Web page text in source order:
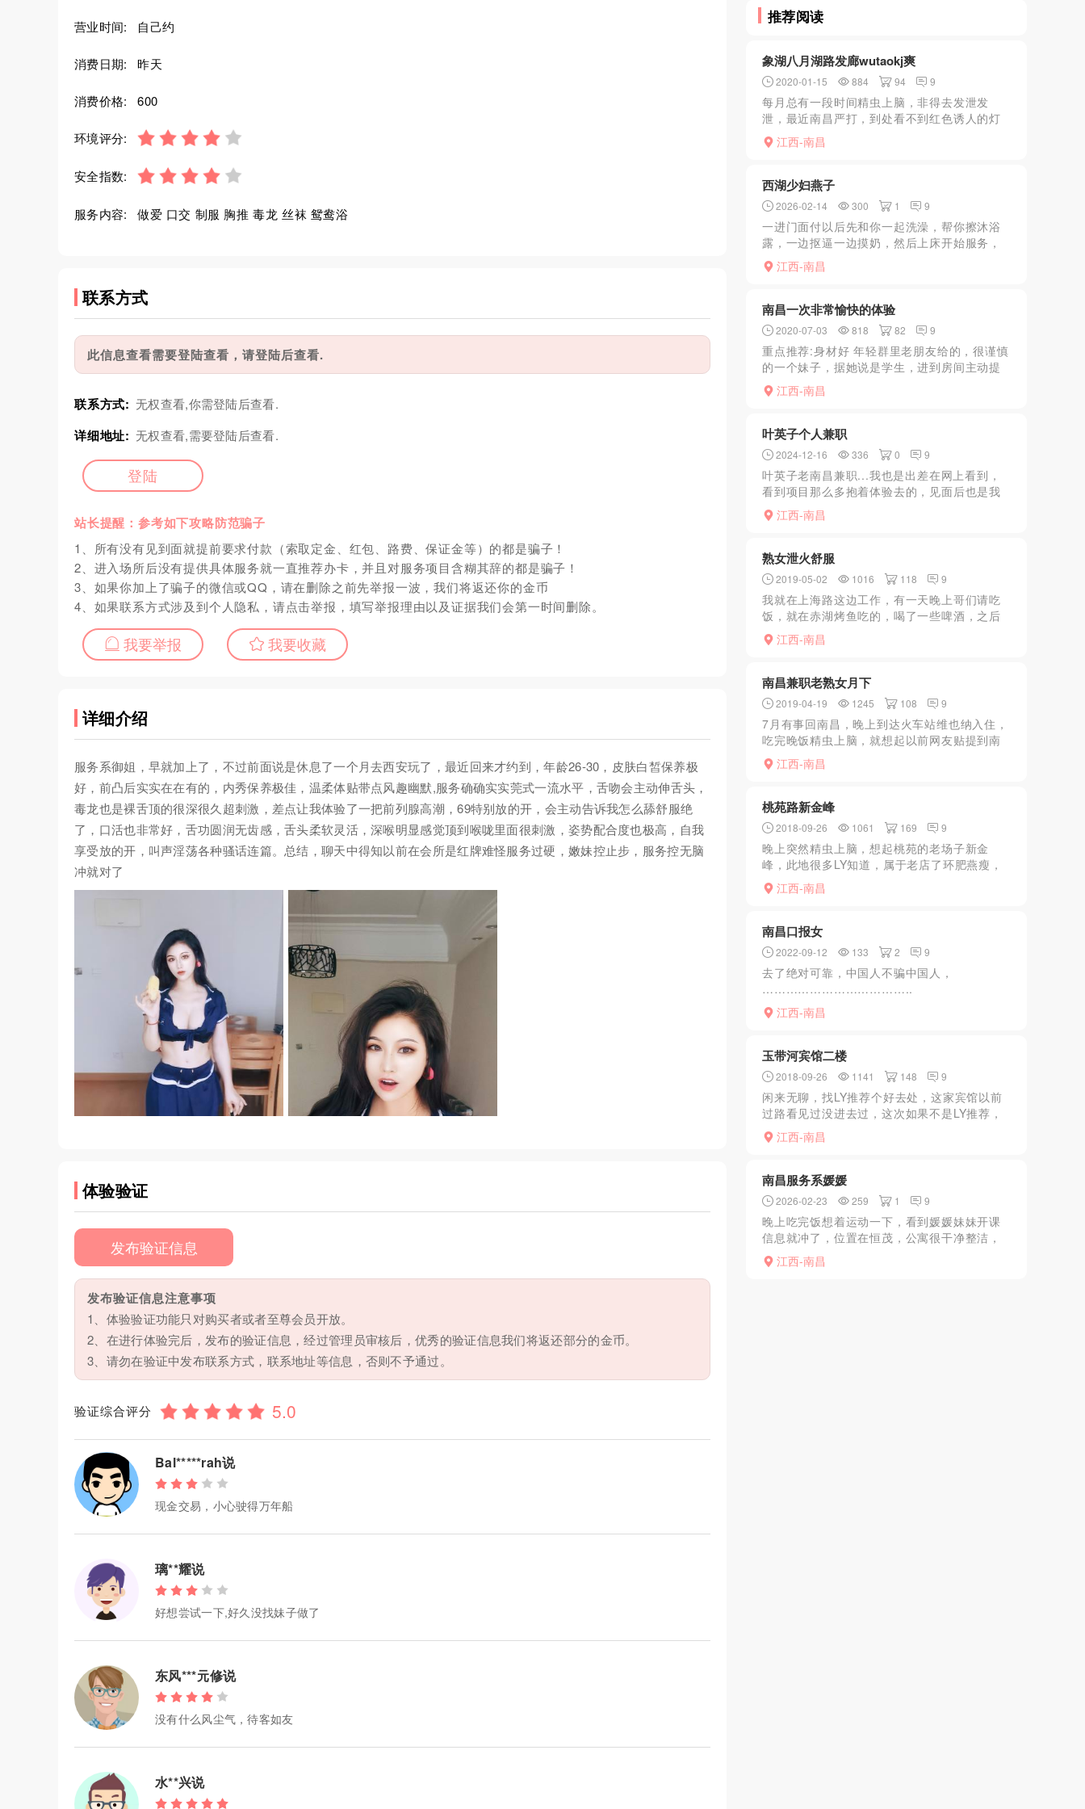
营业时间: 自己约
消费日期: 昨天
消费价格: 600
环境评分:
安全指数:
服务内容: 做爱 口交 制服 胸推 毒龙 丝袜 鸳鸯浴
联系方式
此信息查看需要登陆查看，请登陆后查看.
联系方式: 无权查看,你需登陆后查看.
详细地址: 无权查看,需要登陆后查看.
登陆
站长提醒：参考如下攻略防范骗子
1、所有没有见到面就提前要求付款（索取定金、红包、路费、保证金等）的都是骗子！
2、进入场所后没有提供具体服务就一直推荐办卡，并且对服务项目含糊其辞的都是骗子！
3、如果你加上了骗子的微信或QQ，请在删除之前先举报一波，我们将返还你的金币
4、如果联系方式涉及到个人隐私，请点击举报，填写举报理由以及证据我们会第一时间删除。
我要举报 我要收藏
详细介绍
服务系御姐，早就加上了，不过前面说是休息了一个月去西安玩了，最近回来才约到，年龄26-30，皮肤白皙保养极
好，前凸后实实在在有的，内秀保养极佳，温柔体贴带点风趣幽默,服务确确实实莞式一流水平，舌吻会主动伸舌头，
毒龙也是裸舌顶的很深很久超刺激，差点让我体验了一把前列腺高潮，69特别放的开，会主动告诉我怎么舔舒服绝
了，口活也非常好，舌功圆润无齿感，舌头柔软灵活，深喉明显感觉顶到喉咙里面很刺激，姿势配合度也极高，自我
享受放的开，叫声淫荡各种骚话连篇。总结，聊天中得知以前在会所是红牌难怪服务过硬，嫩妹控止步，服务控无脑
冲就对了
体验验证
发布验证信息
发布验证信息注意事项
1、体验验证功能只对购买者或者至尊会员开放。
2、在进行体验完后，发布的验证信息，经过管理员审核后，优秀的验证信息我们将返还部分的金币。
3、请勿在验证中发布联系方式，联系地址等信息，否则不予通过。
验证综合评分
Bal*****rah说
现金交易，小心驶得万年船
璃**耀说
好想尝试一下,好久没找妹子做了
东风***元修说
没有什么风尘气，待客如友
水**兴说
推荐阅读
象湖八月湖路发廊wutaokj爽
2020-01-15 884 94 9
每月总有一段时间精虫上脑，非得去发泄发
泄，最近南昌严打，到处看不到红色诱人的灯
光，只有凭借多年对黄色场子的敏感发掘，某
日路过八月湖路，发现有一家店虽没有亮红
江西-南昌
西湖少妇燕子
2026-02-14 300 1 9
一进门面付以后先和你一起洗澡，帮你擦沐浴
露，一边抠逼一边摸奶，然后上床开始服务，
先用两个大奶子在你全身滑动一遍，再夹住你
的鸡巴。过后再用舌头在你全身舔一遍含住你
江西-南昌
南昌一次非常愉快的体验
2020-07-03 818 82 9
重点推荐:身材好 年轻群里老朋友给的，很谨慎
的一个妹子，据她说是学生，进到房间主动提
出帮我洗澡，洗澡的时候摸摸捏捏，还蹲下给
吹吹，我当时在想现在学生都这么专业了吗？
江西-南昌
叶英子个人兼职
2024-12-16 336 0 9
叶英子老南昌兼职...我也是出差在网上看到，
看到项目那么多抱着体验去的，见面后也是我
喜欢的类型姐弟恋，说话带着浙江口音挺好听
的，帮我脱衣服先来个前列腺按摩，洗澡享受
江西-南昌
熟女泄火舒服
2019-05-02 1016 118 9
我就在上海路这边工作，有一天晚上哥们请吃
饭，就在赤湖烤鱼吃的，喝了一些啤酒，之后
回家，正好顺着上海北路走，就看到路边右侧
的巷子里，有霓虹灯的牌子足疗，按摩字样在
江西-南昌
南昌兼职老熟女月下
2019-04-19 1245 108 9
7月有事回南昌，晚上到达火车站维也纳入住，
吃完晚饭精虫上脑，就想起以前网友贴提到南
昌老凤月下够骚，以于是上网QQ联系，回复有
空可约1000一晚，于是同意报上房间号，过了
江西-南昌
桃苑路新金峰
2018-09-26 1061 169 9
晚上突然精虫上脑，想起桃苑的老场子新金
峰，此地很多LY知道，属于老店了环肥燕瘦，
各有所长，以前刚翻新的时候每到夜幕降临，
来玩的LY擦肩而过，络绎不绝，因为南昌拆迁
江西-南昌
南昌口报女
2022-09-12 133 2 9
去了绝对可靠，中国人不骗中国人，
………………………………..
江西-南昌
玉带河宾馆二楼
2018-09-26 1141 148 9
闲来无聊，找LY推荐个好去处，这家宾馆以前
过路看见过没进去过，这次如果不是LY推荐，
我怎么也不会找个这个破地方，进去老板接待
到是挺热情的，叫了几个小姐，说实话，看见
江西-南昌
南昌服务系媛媛
2026-02-23 259 1 9
晚上吃完饭想着运动一下，看到媛媛妹妹开课
信息就冲了，位置在恒茂，公寓很干净整洁，
遥控上楼，妹妹穿一套露胸连衣短裙，胸又大
又白，屁股翘起，很性感，一起陪洗，还边洗
江西-南昌